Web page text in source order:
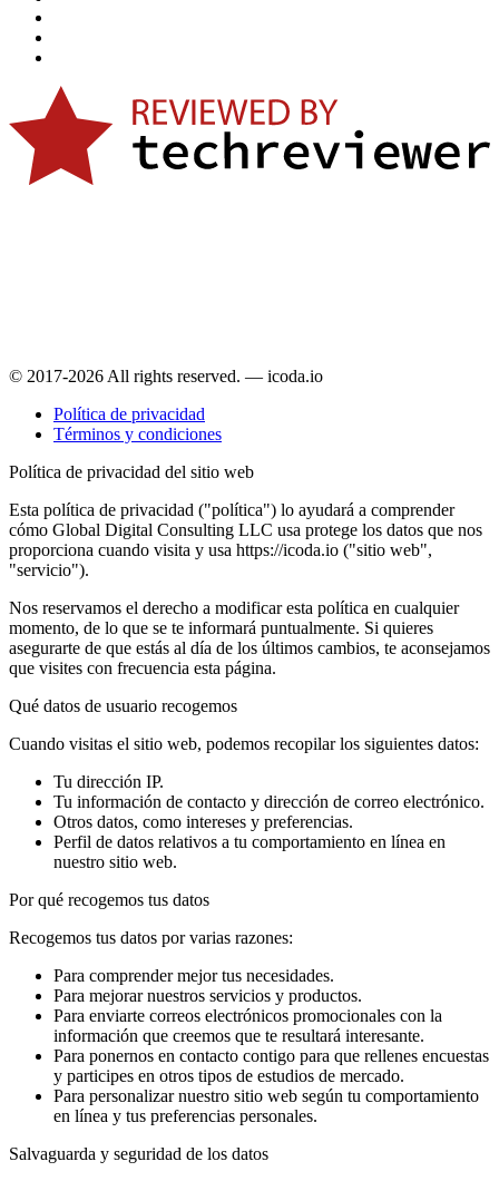
© 2017-2026 All rights reserved. — icoda.io
Política de privacidad
Términos y condiciones
Política de privacidad del sitio web
Esta política de privacidad ("política") lo ayudará a comprender
cómo Global Digital Consulting LLC usa protege los datos que nos
proporciona cuando visita y usa https://icoda.io ("sitio web",
"servicio").
Nos reservamos el derecho a modificar esta política en cualquier
momento, de lo que se te informará puntualmente. Si quieres
asegurarte de que estás al día de los últimos cambios, te aconsejamos
que visites con frecuencia esta página.
Qué datos de usuario recogemos
Cuando visitas el sitio web, podemos recopilar los siguientes datos:
Tu dirección IP.
Tu información de contacto y dirección de correo electrónico.
Otros datos, como intereses y preferencias.
Perfil de datos relativos a tu comportamiento en línea en
nuestro sitio web.
Por qué recogemos tus datos
Recogemos tus datos por varias razones:
Para comprender mejor tus necesidades.
Para mejorar nuestros servicios y productos.
Para enviarte correos electrónicos promocionales con la
información que creemos que te resultará interesante.
Para ponernos en contacto contigo para que rellenes encuestas
y participes en otros tipos de estudios de mercado.
Para personalizar nuestro sitio web según tu comportamiento
en línea y tus preferencias personales.
Salvaguarda y seguridad de los datos